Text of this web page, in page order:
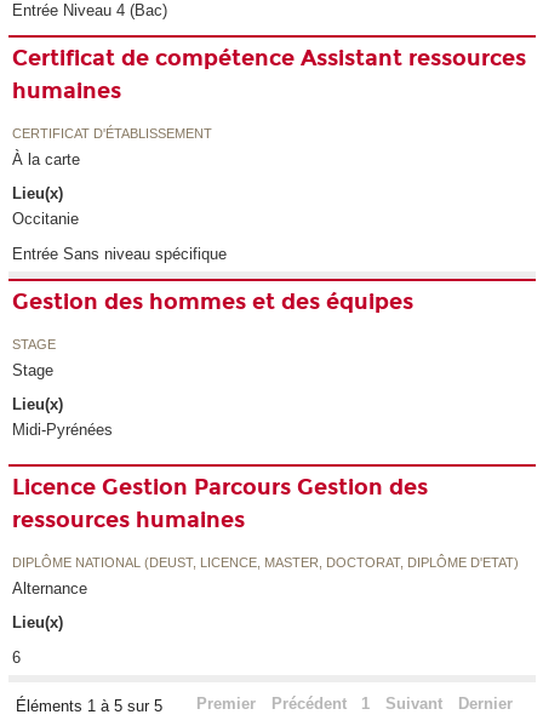
Entrée Niveau 4 (Bac)
Certificat de compétence Assistant ressources
humaines
CERTIFICAT D'ÉTABLISSEMENT
À la carte
Lieu(x)
Occitanie
Entrée Sans niveau spécifique
Gestion des hommes et des équipes
STAGE
Stage
Lieu(x)
Midi-Pyrénées
Licence Gestion Parcours Gestion des
ressources humaines
DIPLÔME NATIONAL (DEUST, LICENCE, MASTER, DOCTORAT, DIPLÔME D'ETAT)
Alternance
Lieu(x)
6
Éléments 1 à 5 sur 5 Premier Précédent 1 Suivant Dernier